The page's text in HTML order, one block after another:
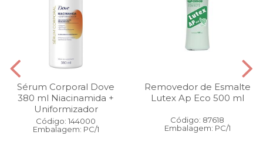
Sérum Corporal Dove
380 ml Niacinamida +
Uniformizador
Código: 144000
Embalagem: PC/1
Removedor de Esmalte
Lutex Ap Eco 500 ml
Código: 87618
Embalagem: PC/1